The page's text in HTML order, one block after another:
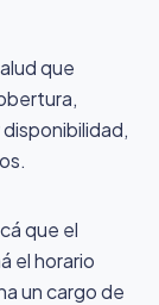
que
que el
el horario
un cargo de